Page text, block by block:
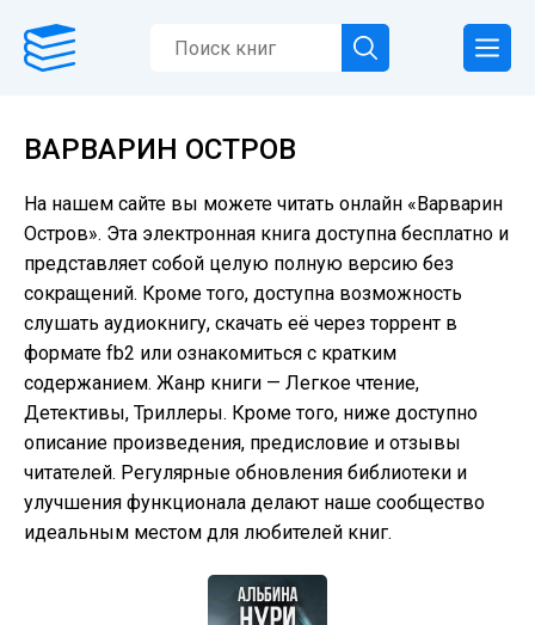
ВАРВАРИН ОСТРОВ
На нашем сайте вы можете читать онлайн «Варварин
Остров». Эта электронная книга доступна бесплатно и
представляет собой целую полную версию без
сокращений. Кроме того, доступна возможность
слушать аудиокнигу, скачать её через торрент в
формате fb2 или ознакомиться с кратким
содержанием. Жанр книги — Легкое чтение,
Детективы, Триллеры. Кроме того, ниже доступно
описание произведения, предисловие и отзывы
читателей. Регулярные обновления библиотеки и
улучшения функционала делают наше сообщество
идеальным местом для любителей книг.